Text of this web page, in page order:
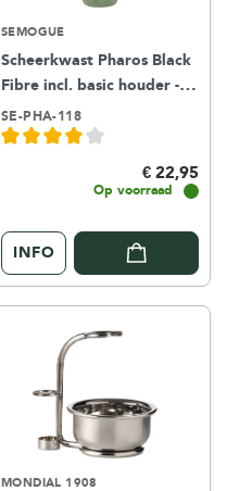
SEMOGUE
Scheerkwast Pharos Black
Fibre incl. basic houder -
ocean green
SE-PHA-118
€ 22,95
Op voorraad
INFO
MONDIAL 1908